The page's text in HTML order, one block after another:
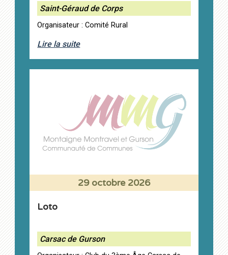
Saint-Géraud de Corps
Organisateur : Comité Rural
Lire la suite
29 octobre 2026
Loto
Carsac de Gurson